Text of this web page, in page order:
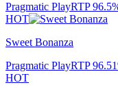
Pragmatic PlayRTP96.5
HOT
Sweet Bonanza
Pragmatic PlayRTP96.51
HOT